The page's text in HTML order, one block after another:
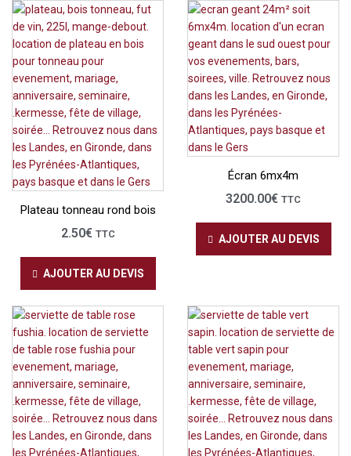
Plateau tonneau rond bois
2.50€ TTC
AJOUTER AU DEVIS
Écran 6mx4m
3200.00€ TTC
AJOUTER AU DEVIS